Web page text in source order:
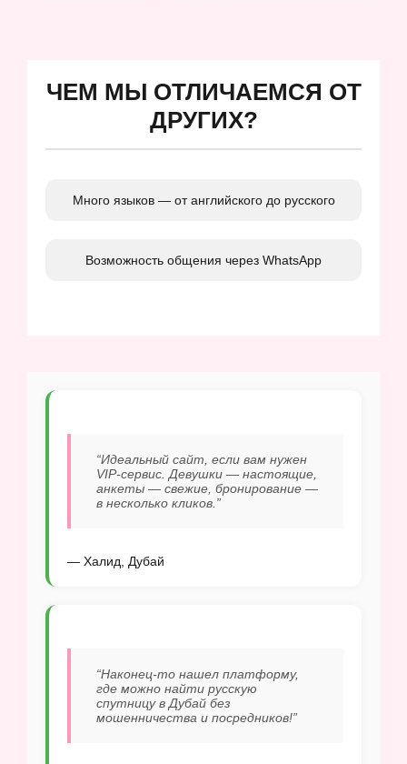
ЧЕМ МЫ ОТЛИЧАЕМСЯ ОТ
ДРУГИХ?
Много языков — от английского до русского
Возможность общения через WhatsApp
“Идеальный сайт, если вам нужен
VIP-сервис. Девушки — настоящие,
анкеты — свежие, бронирование —
в несколько кликов.”
— Халид, Дубай
“Наконец-то нашел платформу,
где можно найти русскую
спутницу в Дубай без
мошенничества и посредников!”